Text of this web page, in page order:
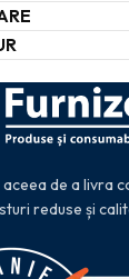
de a livra
reduse și